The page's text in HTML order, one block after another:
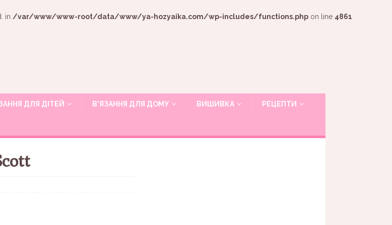
in /var/www/www-root/data/www/ya-hozyaika.com/wp-includes/functions.php on line 4861
ДЛЯ ДІТЕЙ В’ЯЗАННЯ ДЛЯ ДОМУ ВИШИВКА РЕЦЕПТИ